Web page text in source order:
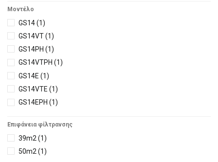
130m3/h
140m3/h
150m3/h(5)
152m3/h(5)
175m3/h(5)
157m3/h
212m3/h (5)
200m3/h (5)
Μοντέλο
GS14(1)
GS14VΤ(1)
GS14PH (1)
GS14VTPH (1)
GS14E (1)
GS14VTE (1)
GS14EPH (1)
FB12PCLEDBB(1)
FB12PCVTLEDB/53
MX18C00LEDB/B
Επιφάνεια φίλτρανσης
39m2 (1)
50m2 (1)